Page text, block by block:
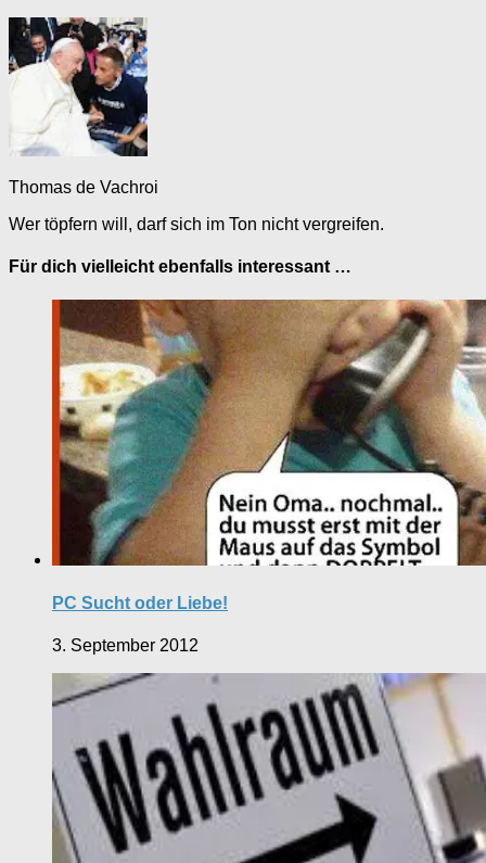
Thomas de Vachroi
Wer töpfern will, darf sich im Ton nicht vergreifen.
Für dich vielleicht ebenfalls interessant …
PC Sucht oder Liebe!
3. September 2012